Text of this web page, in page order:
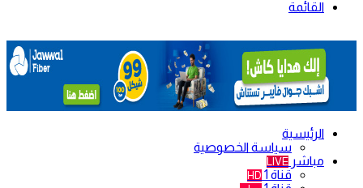
القائمة
الرئيسية
سياسة الخصوصية
مباشر LIVE
قناة 1 HD